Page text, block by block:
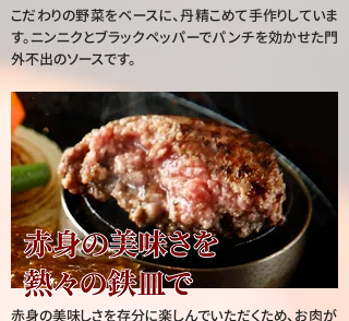
こだわりの野菜をベースに、丹精こめて手作りしていま
す。ニンニクとブラックペッパーでパンチを効かせた門
外不出のソースです。
赤身の美味しさを存分に楽しんでいただくため、お肉が